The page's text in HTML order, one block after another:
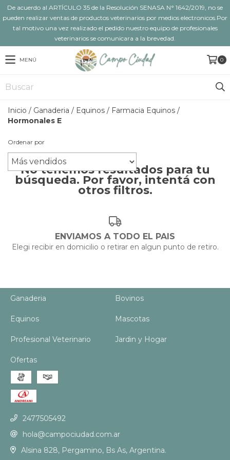
De acuerdo al ARTÍCULO 35 de la Resolución SENASA N° 1642/2019, no se
pueden realizar ventas de productos veterinarios por medios electronicos.Por
tal motivo una vez realizado el pedido nuestro equipo de profesionales
veterinarios se comunicara a la brevedad.
MENÚ 0
Inicio / Ganaderia / Equinos / Farmacia Equinos /
Hormonales E
Ordenar por
No tenemos resultados para tu
búsqueda. Por favor, intentá con
otros filtros.
ENVIAMOS A TODO EL PAIS
Elegi recibir en domicilio o retirar en algun punto de retiro.
Ganaderia Bovinos
Equinos Mascotas
Profesional Veterinario Jardin y Hogar
Ofertas
2477505492
hola@campociudad.com.ar
Alsina 828, Pergamino, Bs As, Argentina.